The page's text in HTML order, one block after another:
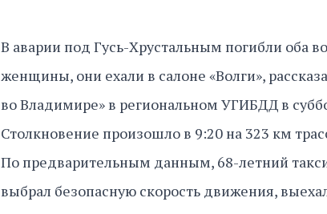
В аварии под Гусь-Хрустальным погибли оба
женщины, они ехали в салоне «Волги»,
во Владимире» в региональном УГИБДД в
Столкновение произошло в 9:20 на 323 км
По предварительным данным, 68-летний
выбрал безопасную скорость движения,